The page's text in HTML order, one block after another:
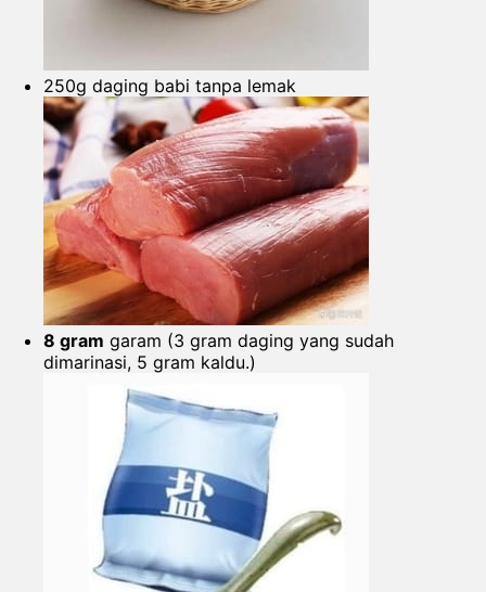
250g daging babi tanpa lemak
8 gram garam (3 gram daging yang sudah
dimarinasi, 5 gram kaldu.)